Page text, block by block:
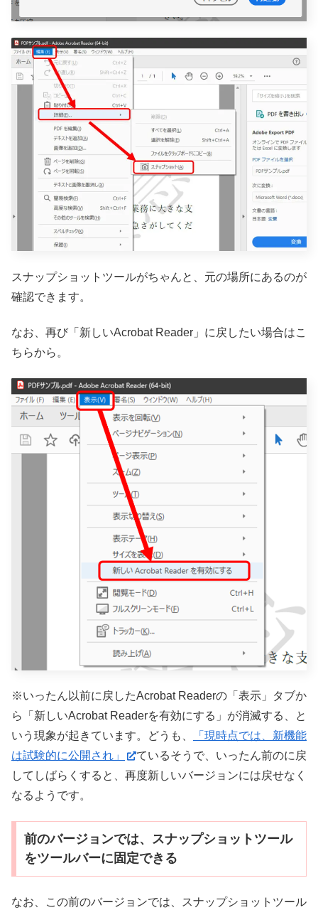
スナップショットツールがちゃんと、元の場所にあるのが
確認できます。
なお、再び「新しいAcrobat Reader」に戻したい場合はこ
ちらから。
※いったん以前に戻したAcrobat Readerの「表示」タブか
ら「新しいAcrobat Readerを有効にする」が消滅する、と
いう現象が起きています。どうも、
「現時点では、新機能
は試験的に公開され」
ているそうで、いったん前のに戻
してしばらくすると、再度新しいバージョンには戻せなく
なるようです。
前のバージョンでは、スナップショットツール
をツールバーに固定できる
なお、この前のバージョンでは、スナップショットツール